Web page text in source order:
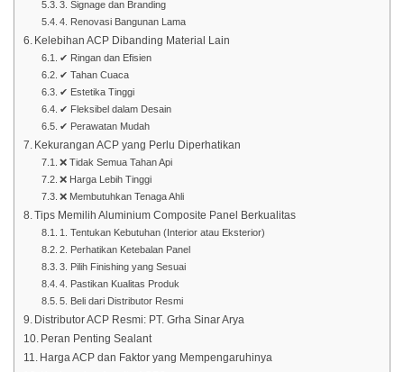
3. Signage dan Branding
4. Renovasi Bangunan Lama
Kelebihan ACP Dibanding Material Lain
✔ Ringan dan Efisien
✔ Tahan Cuaca
✔ Estetika Tinggi
✔ Fleksibel dalam Desain
✔ Perawatan Mudah
Kekurangan ACP yang Perlu Diperhatikan
❌ Tidak Semua Tahan Api
❌ Harga Lebih Tinggi
❌ Membutuhkan Tenaga Ahli
Tips Memilih Aluminium Composite Panel Berkualitas
1. Tentukan Kebutuhan (Interior atau Eksterior)
2. Perhatikan Ketebalan Panel
3. Pilih Finishing yang Sesuai
4. Pastikan Kualitas Produk
5. Beli dari Distributor Resmi
Distributor ACP Resmi: PT. Grha Sinar Arya
Peran Penting Sealant
Harga ACP dan Faktor yang Mempengaruhinya